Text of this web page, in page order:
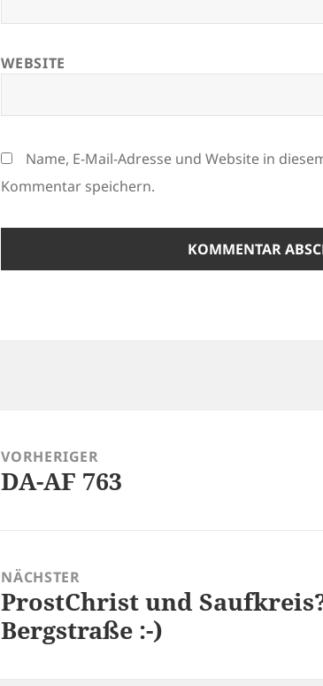
WEBSITE
Name, E-Mail-Adresse und Website in
Kommentar speichern.
VORHERIGER
Vorheriger
DA-AF 763
NÄCHSTER
Nächster
Beitrag:
ProstChrist und
Bergstraße :-)